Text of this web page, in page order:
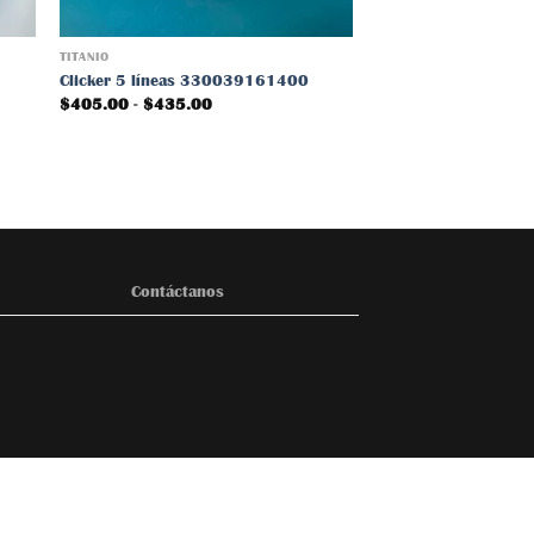
TITANIO
Clicker 5 líneas 330039161400
$405.00 - $435.00Rango
Contáctanos